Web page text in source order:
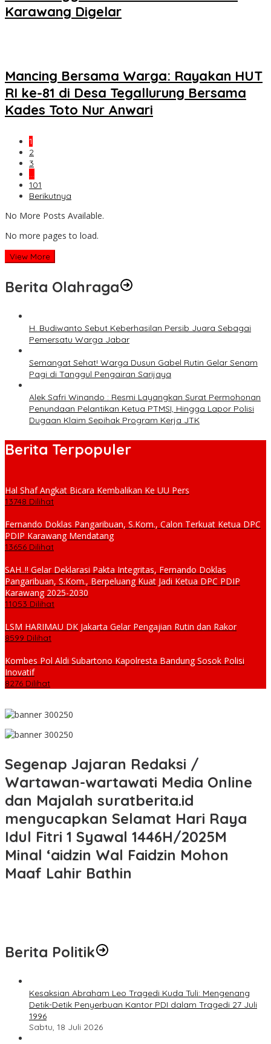
Karawang Digelar
Mancing Bersama Warga: Rayakan HUT
RI ke-81 di Desa Tegallurung Bersama
Kades Toto Nur Anwari
1
2
3
…
101
Berikutnya
No More Posts Available.
No more pages to load.
View More
Berita Olahraga
H. Budiwanto Sebut Keberhasilan Persib Juara Sebagai
Pemersatu Warga Jabar
Semangat Sehat! Warga Dusun Gabel Rutin Gelar Senam
Pagi di Tanggul Pengairan Sarijaya
Alek Safri Winando : Resmi Layangkan Surat Permohonan
Penundaan Pelantikan Ketua PTMSI, Hingga Lapor Polisi
Dugaan Klaim Sepihak Program Kerja JTK
Berita Terpopuler
Hal Shaf Angkat Bicara Kembalikan Ke UU Pers
13748 Dilihat
Fernando Doklas Pangaribuan, S.Kom., Calon Terkuat Ketua DPC
PDIP Karawang Mendatang
13656 Dilihat
SAH..!! Gelar Deklarasi Pakta Integritas, Fernando Doklas
Pangaribuan, S.Kom., Berpeluang Kuat Jadi Ketua DPC PDIP
Karawang 2025-2030
11053 Dilihat
LSM HARIMAU DK Jakarta Gelar Pengajian Rutin dan Rakor
8599 Dilihat
Kombes Pol Aldi Subartono Kapolresta Bandung Sosok Polisi
Inovatif
8276 Dilihat
Segenap Jajaran Redaksi /
Wartawan-wartawati Media Online
dan Majalah suratberita.id
mengucapkan Selamat Hari Raya
Idul Fitri 1 Syawal 1446H/2025M
Minal ‘aidzin Wal Faidzin Mohon
Maaf Lahir Bathin
Berita Politik
Kesaksian Abraham Leo Tragedi Kuda Tuli: Mengenang
Detik-Detik Penyerbuan Kantor PDI dalam Tragedi 27 Juli
1996
Sabtu, 18 Juli 2026